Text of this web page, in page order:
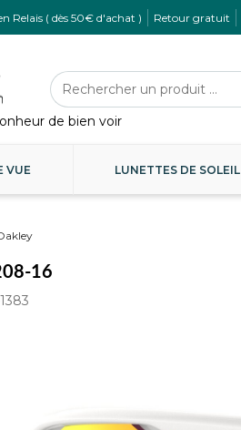
Relais ( dès 50€ d'achat ) Retour gratuit
VUE LUNETTES DE SOLEIL
16